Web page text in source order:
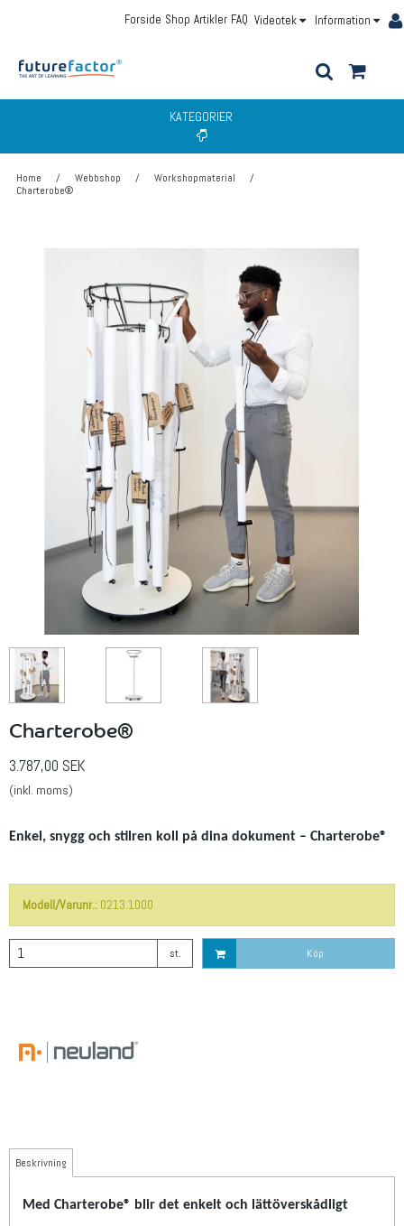
Information
Videotek
FAQ
Artikler
Shop
Forside
KATEGORIER
Home / Webbshop / Workshopmaterial
/
Charterobe®
Charterobe®
3.787,00 SEK
(inkl. moms)
Enkel, snygg och stilren koll på dina dokument – Charterobe®
Modell/Varunr.: 0213.1000
st. Köp
Beskrivning
Med Charterobe® blir det enkelt och lättöverskådligt